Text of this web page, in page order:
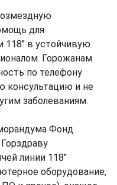
для
118" в устойчивую
Горожанам
по телефону
консультацию и не
заболеваниям.
Фонд
линии 118"
оборудование,